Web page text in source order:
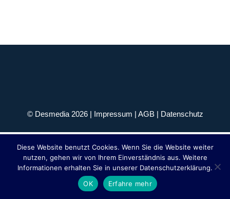
© Desmedia 2026 | Impressum | AGB | Datenschutz
Diese Website benutzt Cookies. Wenn Sie die Website weiter
nutzen, gehen wir von Ihrem Einverständnis aus. Weitere
Informationen erhalten Sie in unserer Datenschutzerklärung.
OK
Erfahre mehr